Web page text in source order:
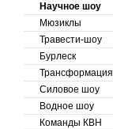
Научное шоу
Мюзиклы
Травести-шоу
Бурлеск
Силовое шоу
Водное шоу
Команды КВН